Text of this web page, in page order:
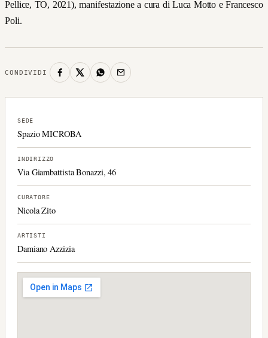
Pellice, TO, 2021), manifestazione a cura di Luca Motto e Francesco
Poli.
CONDIVIDI
SEDE
Spazio MICROBA
INDIRIZZO
Via Giambattista Bonazzi, 46
CURATORE
Nicola Zito
ARTISTI
Damiano Azzizia